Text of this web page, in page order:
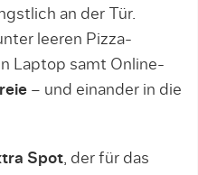
an der Tür.
leeren Pizza-
Laptop samt Online-
– und einander in die
Spot, der für das